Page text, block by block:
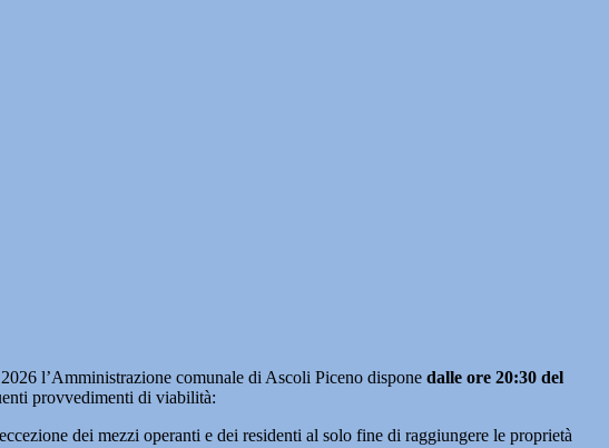
l’Amministrazione comunale di Ascoli Piceno dispone dalle ore 20:30 del
provvedimenti di viabilità:
dei mezzi operanti e dei residenti al solo fine di raggiungere le proprietà